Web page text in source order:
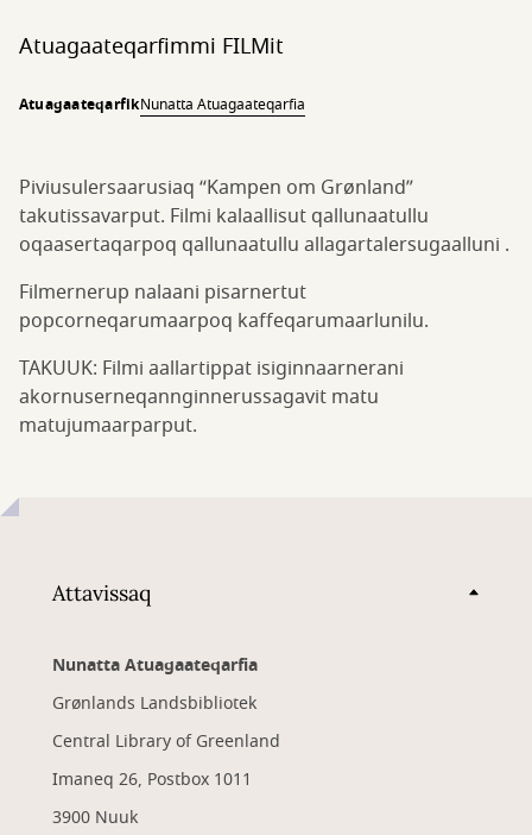
Atuagaateqarfimmi FILMit
AtuagaateqarfikNunatta Atuagaateqarfia
Piviusulersaarusiaq “Kampen om Grønland”
takutissavarput. Filmi kalaallisut qallunaatullu
oqaasertaqarpoq qallunaatullu allagartalersugaalluni .
Filmernerup nalaani pisarnertut
popcorneqarumaarpoq kaffeqarumaarlunilu.
TAKUUK: Filmi aallartippat isiginnaarnerani
akornuserneqannginnerussagavit matu
matujumaarparput.
Attavissaq
Nunatta Atuagaateqarfia
Grønlands Landsbibliotek
Central Library of Greenland
Imaneq 26, Postbox 1011
3900 Nuuk